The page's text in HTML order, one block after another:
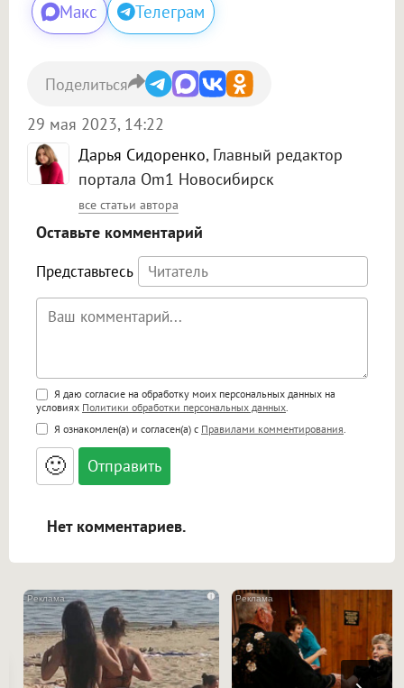
Макс Телеграм
Дарья Сидоренко, Главный редактор
портала Om1 Новосибирск
все статьи автора
29 мая 2023, 14:22
Поделиться
Оставьте комментарий
Представьтесь
Поддержка HTML
<b>, <strong>, <u>, <i>, <em>, <s>, <big>,
<small>, <sup>, <sub>, <pre>, <ul>, <ol>, <li>,
<blockquote>, <code> экранирует HTML,
адреса URL автоматически становятся
ссылками, и [img]адрес[/img] будет
Я даю согласие на обработку моих персональных данных на
условиях Политики обработки персональных данных
Я ознакомлен(а) и согласен(а) с Правилами комментирования
🙂
Нет комментариев.
i